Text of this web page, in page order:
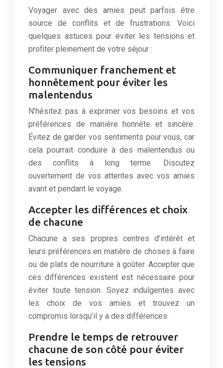
Voyager avec des amies peut parfois être
source de conflits et de frustrations. Voici
quelques astuces pour éviter les tensions et
profiter pleinement de votre séjour :
Communiquer franchement et
honnêtement pour éviter les
malentendus
N’hésitez pas à exprimer vos besoins et vos
préférences de manière honnête et sincère.
Évitez de garder vos sentiments pour vous, car
cela pourrait conduire à des malentendus ou
des conflits à long terme. Discutez
ouvertement de vos attentes avec vos amies
avant et pendant le voyage.
Accepter les différences et choix
de chacune
Chacune a ses propres centres d’intérêt et
leurs préférences en matière de choses à faire
ou de plats de nourriture à goûter. Accepter que
ces différences existent est nécessaire pour
éviter toute tension. Soyez indulgentes avec
les choix de vos amies et trouvez un
compromis lorsqu’il y a des différences.
Prendre le temps de retrouver
chacune de son côté pour éviter
les tensions